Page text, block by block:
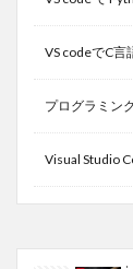
VS codeでC言
プログラミン
Visual Studio